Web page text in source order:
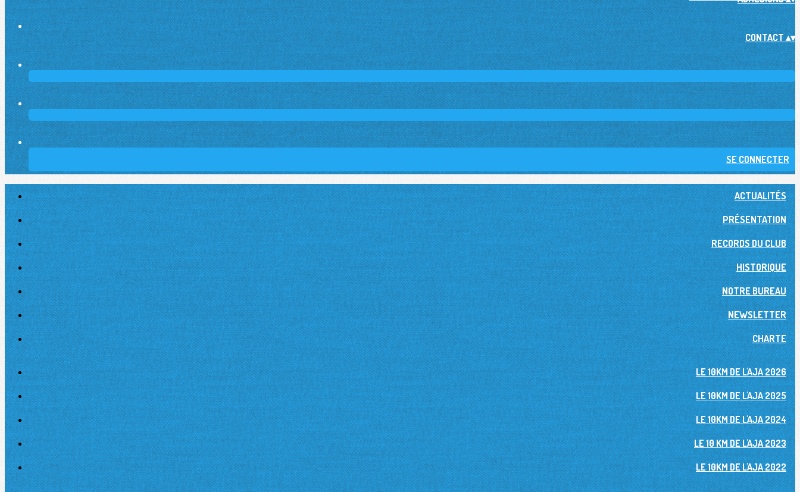
CONTACT▴▾
SE CONNECTER
ACTUALITÉS
PRÉSENTATION
RECORDS DU CLUB
HISTORIQUE
NOTRE BUREAU
NEWSLETTER
CHARTE
LE 10KM DE L'AJA 2026
LE 10KM DE L'AJA 2025
LE 10KM DE L'AJA 2024
LE 10 KM DE L'AJA 2023
LE 10KM DE L'AJA 2022